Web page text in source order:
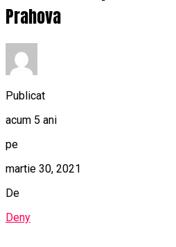
Prahova
Publicat
acum 5 ani
pe
martie 30, 2021
De
Deny